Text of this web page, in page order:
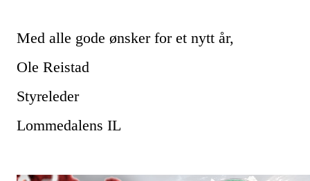
Med alle gode ønsker for et nytt år,
Ole Reistad
Styreleder
Lommedalens IL